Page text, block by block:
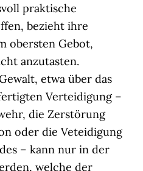
praktische
bezieht ihre
obersten Gebot,
anzutasten.
etwa über das
Verteidigung –
die Zerstörung
oder die Veteidigung
– kann nur in der
welche der